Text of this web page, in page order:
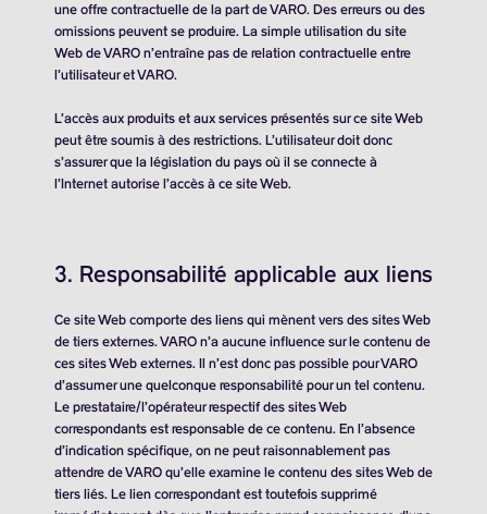
une offre contractuelle de la part de VARO. Des erreurs ou des
omissions peuvent se produire. La simple utilisation du site
Web de VARO n’entraîne pas de relation contractuelle entre
l’utilisateur et VARO.
L’accès aux produits et aux services présentés sur ce site Web
peut être soumis à des restrictions. L’utilisateur doit donc
s’assurer que la législation du pays où il se connecte à
l’Internet autorise l’accès à ce site Web.
3. Responsabilité applicable aux liens
Ce site Web comporte des liens qui mènent vers des sites Web
de tiers externes. VARO n’a aucune influence sur le contenu de
ces sites Web externes. Il n’est donc pas possible pour VARO
d’assumer une quelconque responsabilité pour un tel contenu.
Le prestataire/l’opérateur respectif des sites Web
correspondants est responsable de ce contenu. En l’absence
d’indication spécifique, on ne peut raisonnablement pas
attendre de VARO qu’elle examine le contenu des sites Web de
tiers liés. Le lien correspondant est toutefois supprimé